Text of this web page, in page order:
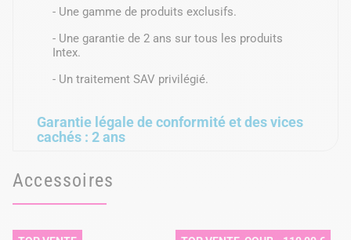
- Une gamme de produits exclusifs.
- Une garantie de 2 ans sur tous les produits
Intex.
- Un traitement SAV privilégié.
Garantie légale de conformité et des vices
cachés : 2 ans
Accessoires